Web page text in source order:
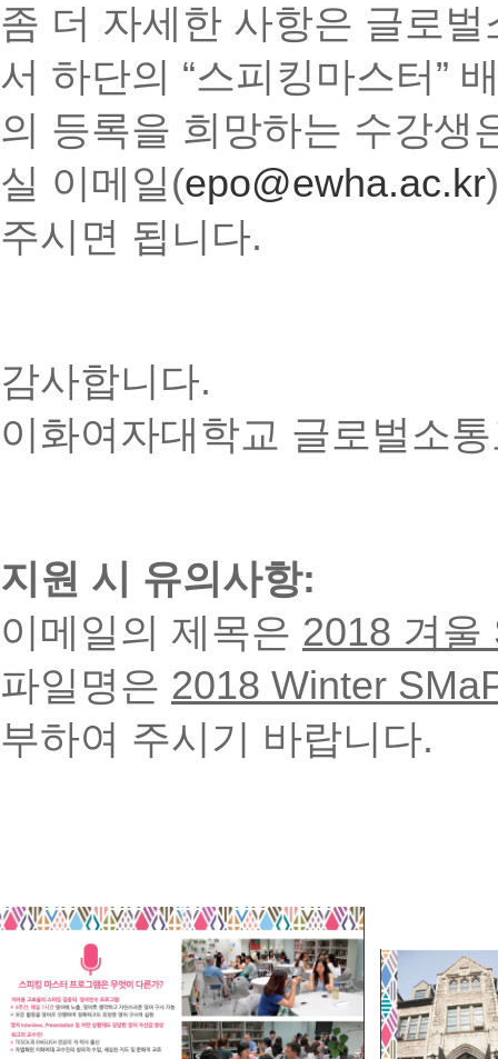
좀 더 자세한 사항은 글로
서 하단의 “스피킹마스터”
의 등록을 희망하는 수강생
실 이메일(epo@ewha.ac.kr
주시면 됩니다.
감사합니다.
이화여자대학교 글로벌소
지원 시 유의사항:
이메일의 제목은 2018 겨울
파일명은 2018 Winter
부하여 주시기 바랍니다.